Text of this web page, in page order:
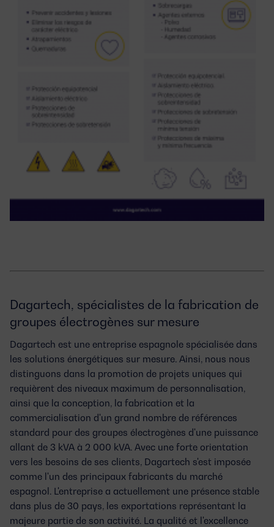
Dagartech, spécialistes de la fabrication de
groupes électrogènes sur mesure
Dagartech est une entreprise espagnole spécialisée dans
les solutions énergétiques sur mesure. Ainsi, nous nous
distinguons dans la promotion de projets uniques qui
requièrent des niveaux maximum de personnalisation,
ainsi que la conception, la fabrication et la
commercialisation d'un grand nombre de références
standard pour des groupes électrogènes d'une puissance
allant de 3 kVA à 2 000 kVA. Avec une forte orientation
vers les besoins de ses clients, Dagartech s'est imposée
comme l'un des principaux fabricants du marché
espagnol. L'entreprise a actuellement une présence stable
dans plus de 30 pays, les exportations représentant la
majeure partie de son activité. La qualité et l'excellence